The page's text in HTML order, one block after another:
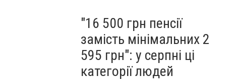
"16 500 грн пенсії
замість мінімальних 2
595 грн": у серпні ці
категорії людей